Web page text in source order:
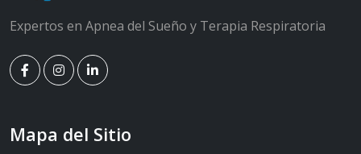
Expertos en Apnea del Sueño y Terapia Respiratoria
Mapa del Sitio